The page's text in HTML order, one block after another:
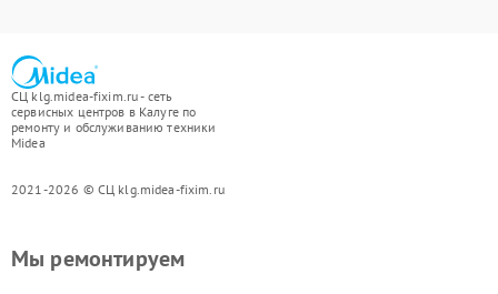
СЦ klg.midea-fixim.ru - сеть
сервисных центров в Калуге по
ремонту и обслуживанию техники
Midea
2021-2026 © СЦ klg.midea-fixim.ru
Мы ремонтируем